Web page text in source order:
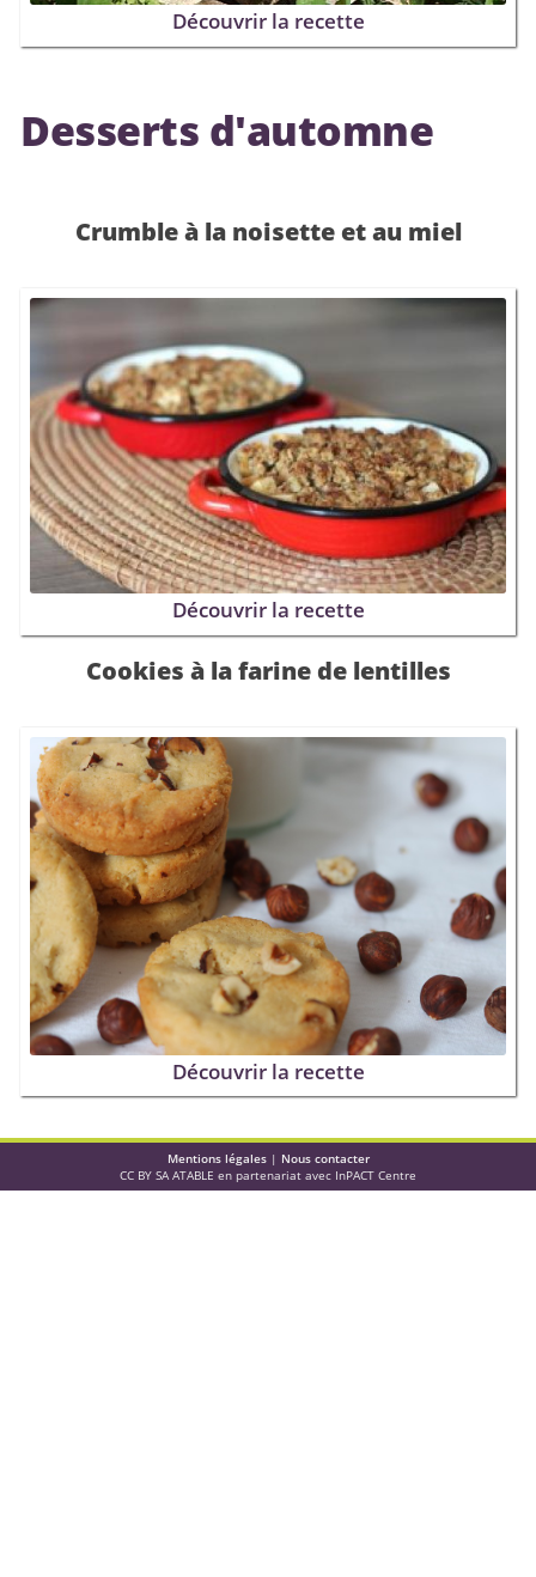
Découvrir la recette
Desserts d'automne
Crumble à la noisette et au miel
Découvrir la recette
Cookies à la farine de lentilles
Découvrir la recette
Mentions légales| Nous contacter
CC BY SA ATABLE en partenariat avec InPACT Centre